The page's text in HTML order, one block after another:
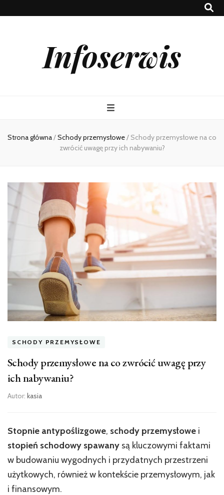
Infoserwis
Strona główna/Schody przemysłowe/ Schody przemysłowe na co
zwrócić uwagę przy ich nabywaniu?
SCHODY PRZEMYSŁOWE
Schody przemysłowe na co zwrócić uwagę przy
ich nabywaniu?
Autor: kasia
Stopnie antypoślizgowe, schody przemysłowe i
stopień schodowy spawany są kluczowymi faktami
w budowaniu wygodnych i przydatnych przestrzeni
użytkowych, również w kontekście przemysłowym, jak
i finansowym.